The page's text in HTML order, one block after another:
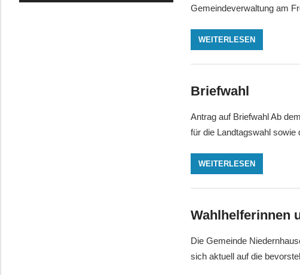
Gemeindeverwaltung am
WEITERLESEN
Briefwahl
Antrag auf Briefwahl Ab
für die Landtagswahl sowie
WEITERLESEN
Wahlhelferinnen
Die Gemeinde
sich aktuell auf die